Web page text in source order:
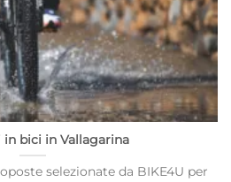
in bici in Vallagarina
selezionate da BIKE4U per